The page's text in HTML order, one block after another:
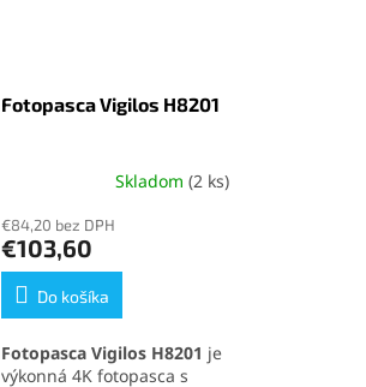
Fotopasca Vigilos H8201
Skladom (2 ks)
€84,20 bez DPH
€103,60
Do košíka
Fotopasca Vigilos H8201 je
výkonná 4K fotopasca s